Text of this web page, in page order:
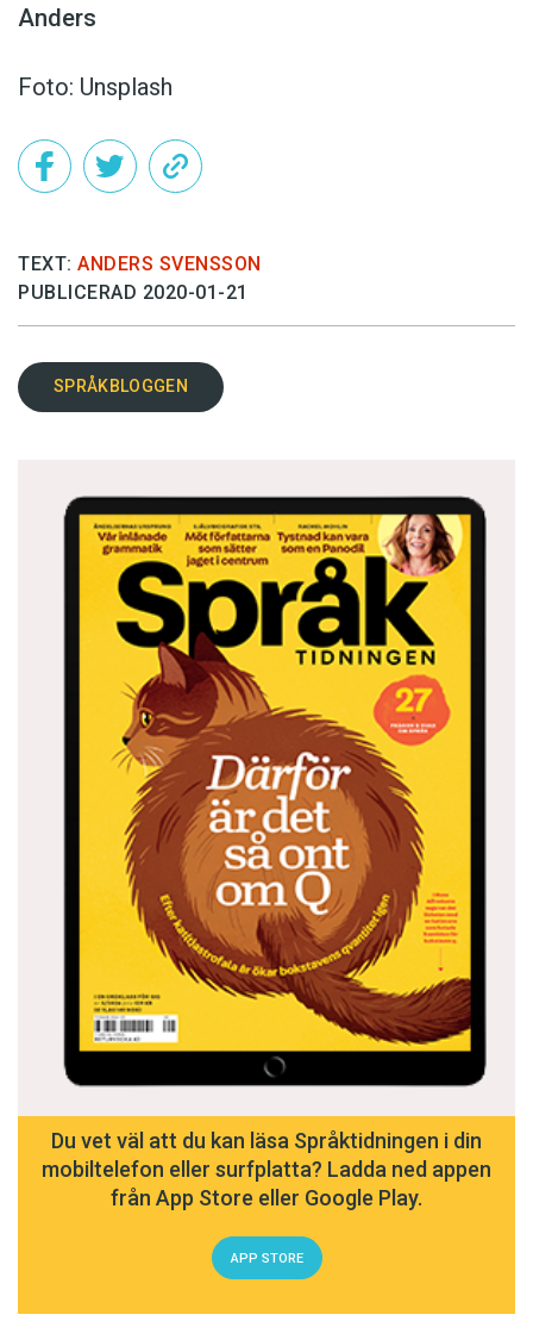
Anders
Foto: Unsplash
TEXT: ANDERS SVENSSON
PUBLICERAD 2020-01-21
SPRÅKBLOGGEN
Du vet väl att du kan läsa Språktidningen i din
mobiltelefon eller surfplatta? Ladda ned appen
från App Store eller Google Play.
APP STORE